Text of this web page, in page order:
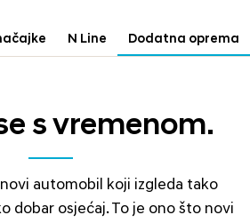
N Line Dodatna oprema
s vremenom.
automobil koji izgleda tako
dobar osjećaj. To je ono što novi